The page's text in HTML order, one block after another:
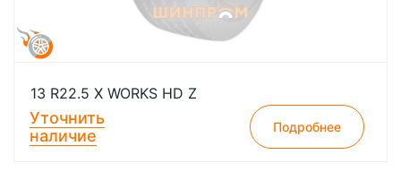
13 R22.5 X WORKS HD Z
Уточнить
наличие
Подробнее